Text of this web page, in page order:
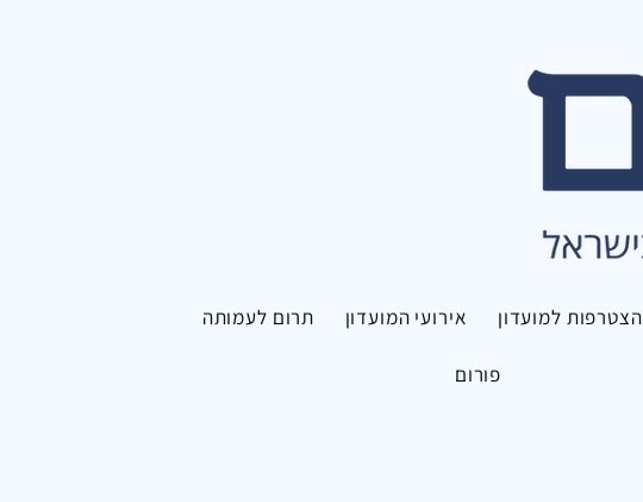
הצטרפות למועדון אירועי המועדון תרום לעמותה
פורום